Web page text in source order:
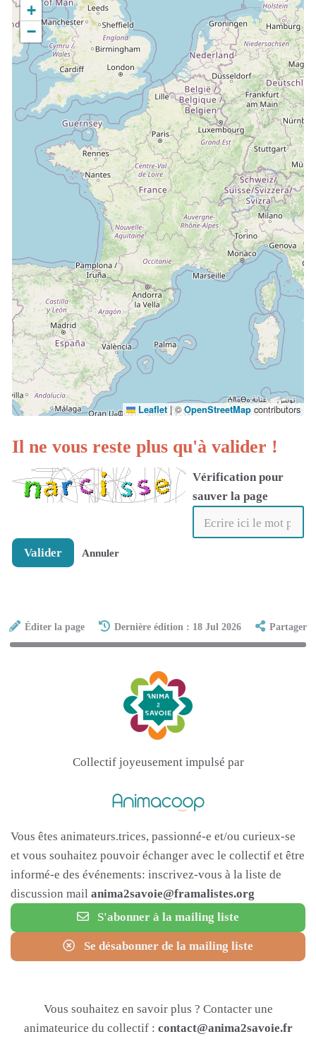
+
−
Leaflet |©OpenStreetMap contributors
Il ne vous reste plus qu'à valider !
Vérification pour
sauver la page
Valider Annuler
Éditer la page Dernière édition : 18 Jul 2026 Partager
Collectif joyeusement impulsé par
Vous êtes animateurs.trices, passionné-e et/ou curieux-se
et vous souhaitez pouvoir échanger avec le collectif et être
informé-e des événements: inscrivez-vous à la liste de
discussion mail anima2savoie@framalistes.org
S'abonner à la mailing liste
Se désabonner de la mailing liste
Vous souhaitez en savoir plus ? Contacter une
animateurice du collectif : contact@anima2savoie.fr